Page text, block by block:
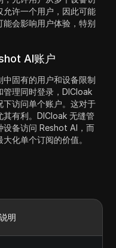
允许一个用户，因此可能
会影响用户体验，特别
AI账户
固有的用户和设备限制
管理同时登录，DICloak
下访问单个账户。这对于
有利。DICloak 无缝管
设备访问 Reshot AI，而
化单个订阅的价值。
说明